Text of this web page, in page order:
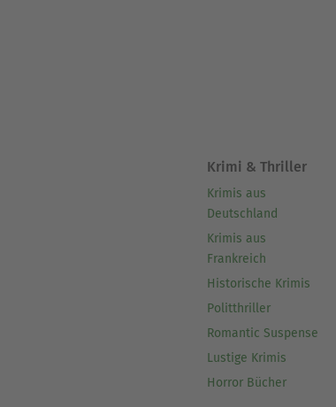
Krimi & Thriller
Krimis aus
Deutschland
Krimis aus
Frankreich
Historische Krimis
Politthriller
Romantic Suspense
Lustige Krimis
Horror Bücher